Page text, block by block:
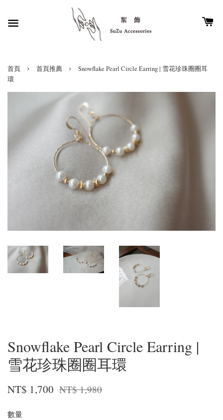
首頁 › 首頁推薦 ›
Snowflake Pearl Circle Earring | 雪花珍珠圈圈耳
環
Snowflake Pearl Circle Earring |
雪花珍珠圈圈耳環
NT$ 1,700 NT$ 1,980
數量